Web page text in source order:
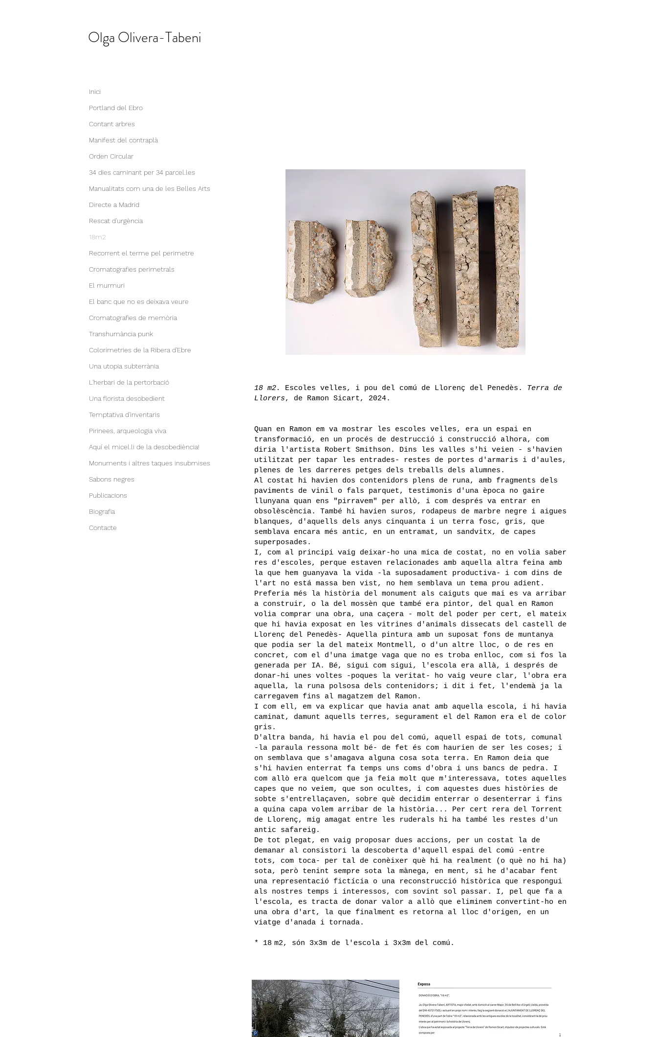
OlgaOlivera-Tabeni
18 m2. Escoles velles, i pou del comú de Llorenç del Penedès. Terra de
Llorers, de Ramon Sicart, 2024.
Quan en Ramon em va mostrar les escoles velles, era un espai en
transformació, en un procés de destrucció i construcció alhora, com
diria l'artista Robert Smithson. Dins les valles s'hi veien - s'havien
utilitzat per tapar les entrades- restes de portes d'armaris i d'aules,
plenes de les darreres petges dels treballs dels alumnes.
Al costat hi havien dos contenidors plens de runa, amb fragments dels
paviments de vinil o fals parquet, testimonis d'una època no gaire
llunyana quan ens "pirravem" per allò, i com després va entrar en
obsolèscència. També hi havien suros, rodapeus de marbre negre i aigues
blanques, d'aquells dels anys cinquanta i un terra fosc, gris, que
semblava encara més antic, en un entramat, un sandvitx, de capes
superposades.
I, com al principi vaig deixar-ho una mica de costat, no en volia saber
res d'escoles, perque estaven relacionades amb aquella altra feina amb
la que hem guanyava la vida -la suposadament productiva- i com dins de
l'art no está massa ben vist, no hem semblava un tema prou adient.
Preferia més la història del monument als caiguts que mai es va arribar
a construir, o la del mossèn que també era pintor, del qual en Ramon
volia comprar una obra, una caçera - molt del poder per cert, el mateix
que hi havia exposat en les vitrines d'animals dissecats del castell de
Llorenç del Penedès- Aquella pintura amb un suposat fons de muntanya
que podia ser la del mateix Montmell, o d'un altre lloc, o de res en
concret, com el d'una imatge vaga que no es troba enlloc, com si fos la
generada per IA. Bé, sigui com sigui, l'escola era allà, i després de
donar-hi unes voltes -poques la veritat- ho vaig veure clar, l'obra era
aquella, la runa polsosa dels contenidors; i dit i fet, l'endemà ja la
carregavem fins al magatzem del Ramon.
I com ell, em va explicar que havia anat amb aquella escola, i hi havia
caminat, damunt aquells terres, segurament el del Ramon era el de color
gris.
D'altra banda, hi havia el pou del comú, aquell espai de tots, comunal
-la paraula ressona molt bé- de fet és com haurien de ser les coses; i
on semblava que s'amagava alguna cosa sota terra. En Ramon deia que
s'hi havien enterrat fa temps uns coms d'obra i uns bancs de pedra. I
com allò era quelcom que ja feia molt que m'interessava, totes aquelles
capes que no veiem, que son ocultes, i com aquestes dues històries de
sobte s'entrellaçaven, sobre què decidim enterrar o desenterrar i fins
a quina capa volem arribar de la història... Per cert rera del Torrent
de Llorenç, mig amagat entre les ruderals hi ha també les restes d'un
antic safareig.
De tot plegat, en vaig proposar dues accions, per un costat la de
demanar al consistori la descoberta d'aquell espai del comú -entre
tots, com toca- per tal de conèixer què hi ha realment (o què no hi ha)
sota, però tenint sempre sota la mànega, en ment, si he d'acabar fent
una representació fictícia o una reconstrucció històrica que respongui
als nostres temps i interessos, com sovint sol passar. I, pel que fa a
l'escola, es tracta de donar valor a allò que eliminem convertint-ho en
una obra d'art, la que finalment es retorna al lloc d'origen, en un
viatge d'anada i tornada.
* 18 m2, són 3x3m de l'escola i 3x3m del comú.
Inici
Portland del Ebro
Contant arbres
Manifest del contraplà
Orden Circular
34 dies caminant per 34 parcel.les
Manualitats com una de les Belles Arts
Directe a Madrid
Rescat d'urgència
18m2
Recorrent el terme pel perimetre
Cromatografies perimetrals
El murmuri
El banc que no es deixava veure
Cromatografies de memòria
Transhumància punk
Colorimetries de la Ribera d'Ebre
Una utopia subterrània
L'herbari de la pertorbació
Una florista desobedient
Temptativa d'inventaris
Pirinees, arqueologia viva
Aquí el micel.li de la desobediència!
Monuments i altres taques insubmises
Sabons negres
Publicacions
Biografia
Contacte